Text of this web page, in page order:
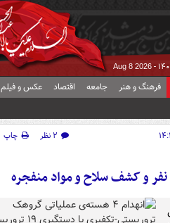
Aug 8 2026
فرهنگ و هنر جامعه اقتصاد عکس و فیلم
۲ نظر
چاپ